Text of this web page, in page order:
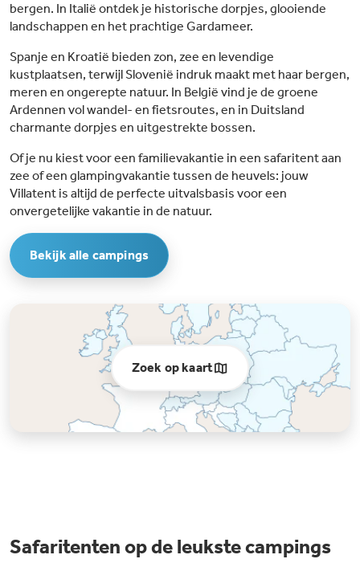
bergen. In Italië ontdek je historische dorpjes, glooiende
landschappen en het prachtige Gardameer.
Spanje en Kroatië bieden zon, zee en levendige
kustplaatsen, terwijl Slovenië indruk maakt met haar bergen,
meren en ongerepte natuur. In België vind je de groene
Ardennen vol wandel- en fietsroutes, en in Duitsland
charmante dorpjes en uitgestrekte bossen.
Of je nu kiest voor een familievakantie in een safaritent aan
zee of een glampingvakantie tussen de heuvels: jouw
Villatent is altijd de perfecte uitvalsbasis voor een
onvergetelijke vakantie in de natuur.
Bekijk alle campings
Zoek op kaart
Safaritenten op de leukste campings